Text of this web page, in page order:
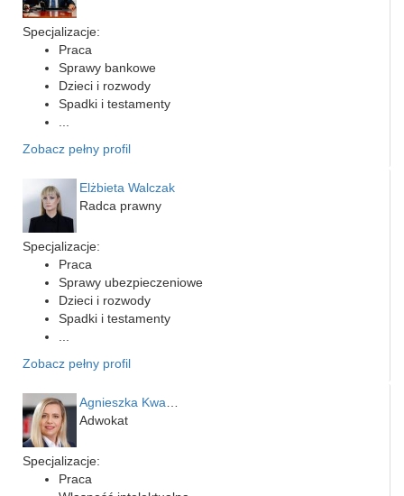
Specjalizacje:
Praca
Sprawy bankowe
Dzieci i rozwody
Spadki i testamenty
Zobacz pełny profil
Elżbieta Walczak
Radca prawny
Specjalizacje:
Praca
Sprawy ubezpieczeniowe
Dzieci i rozwody
Spadki i testamenty
Zobacz pełny profil
Adwokat
Specjalizacje:
Praca